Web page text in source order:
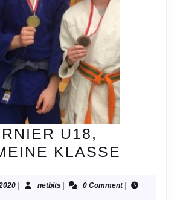
U18,
KLASSE
U18,
Februarnetbitsnetbits0 Comment